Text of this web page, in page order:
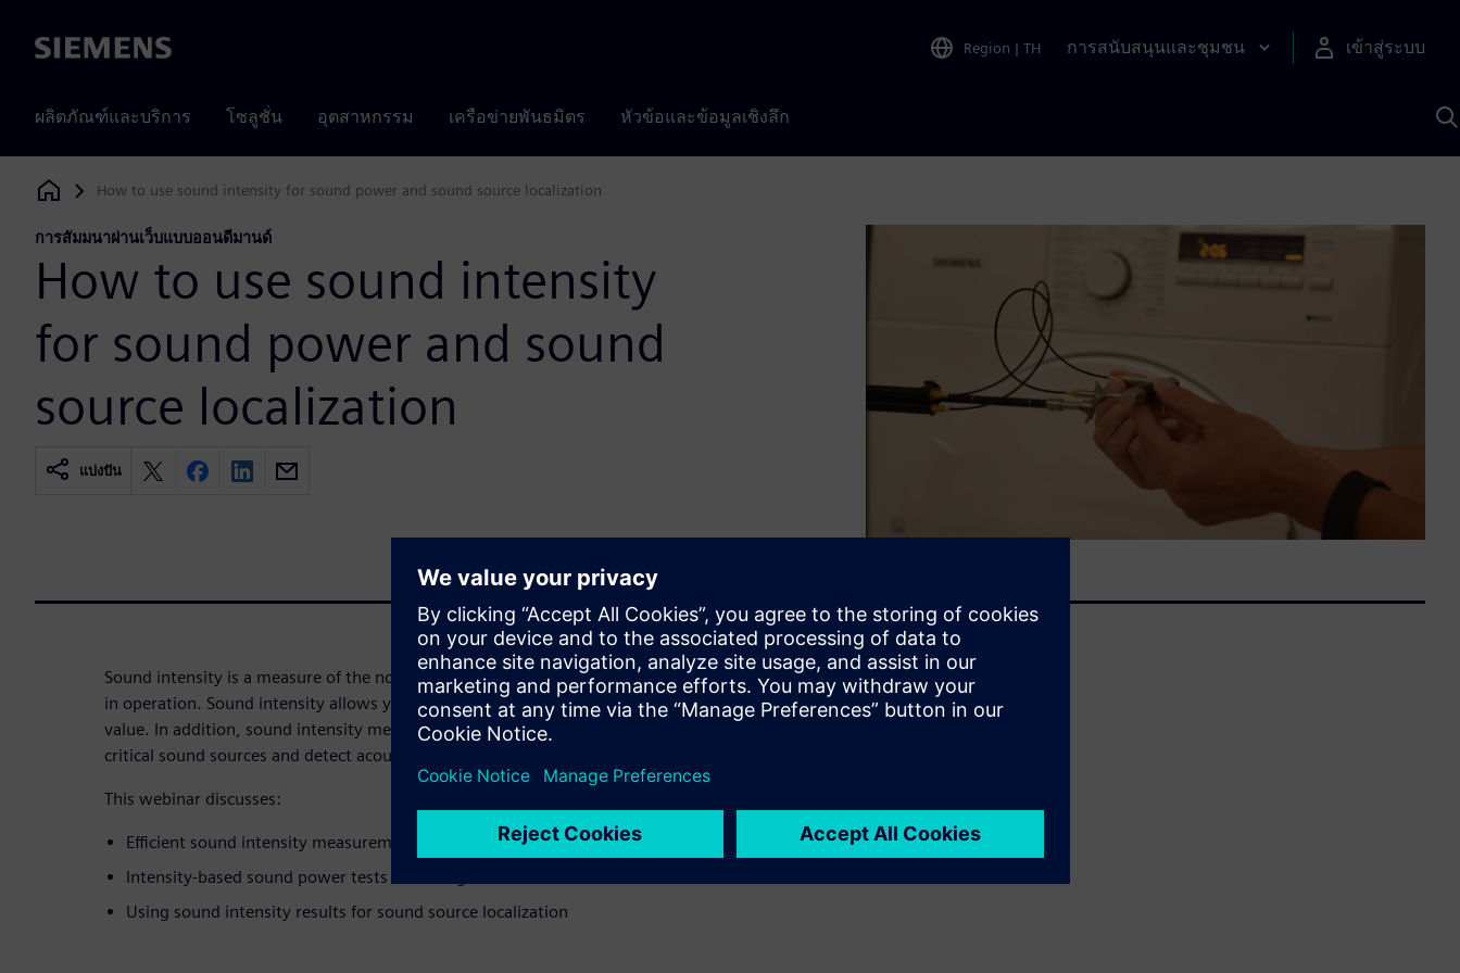
Siemens Region | TH การสนับสนุนและชุมชน เข้าสู่ระบบ
ผลิตภัณฑ์และบริการ โซลูชั่น อุตสาหกรรม เครือข่ายพันธมิตร หัวข้อและข้อมูลเชิงลึก
Siemens Digital Industries Software
How to use sound intensity for sound power and sound source localization
การสัมมนาผ่านเว็บแบบออนดีมานด์
How to use sound intensity
for sound power and sound
source localization
แบ่งปัน
Sound intensity is a measure of the noise per unit area. generated by a product
in operation. Sound intensity allows you to calculate the ISO sound power
value. In addition, sound intensity measurements can identify and quantify
critical sound sources and detect acoustic leaks and hot spots.
This webinar discusses:
Efficient sound intensity measurement techniques
Intensity-based sound power tests according to ISO 9614
Using sound intensity results for sound source localization